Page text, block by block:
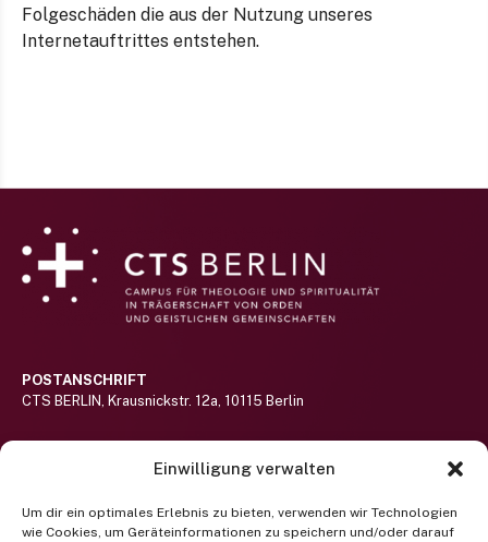
Einwilligung verwalten
Um dir ein optimales Erlebnis zu bieten, verwenden wir Technologien
wie Cookies, um Geräteinformationen zu speichern und/oder darauf
Folgeschäden die aus der Nutzung unseres
Internetauftrittes entstehen.
POSTANSCHRIFT
CTS BERLIN, Krausnickstr. 12a, 10115 Berlin
Haus St.-Michael-Stift auf dem Gelände des Alexianer St. Hedwig-
RUFEN SIE UNS AN